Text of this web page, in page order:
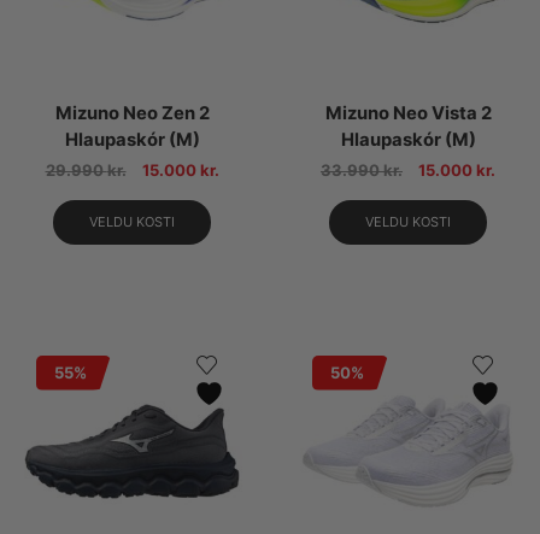
Mizuno Neo Zen 2
Hlaupaskór (M)
29.990kr. 15.000 kr.
VELDU KOSTI
Mizuno Neo Vista 2
Hlaupaskór (M)
33.990kr. 15.000 kr.
VELDU KOSTI
55% 50%